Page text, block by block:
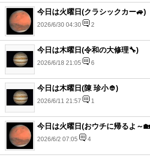
今日は火曜日(クラシックカー🚙)
2026/6/30 04:30 2
今日は木曜日(令和の大修理🔧)
2026/6/18 21:05 6
今日は木曜日(陳 珍小👲)
2026/6/11 21:57 1
今日は火曜日(おウチに帰るよ～
2026/6/2 07:05 4